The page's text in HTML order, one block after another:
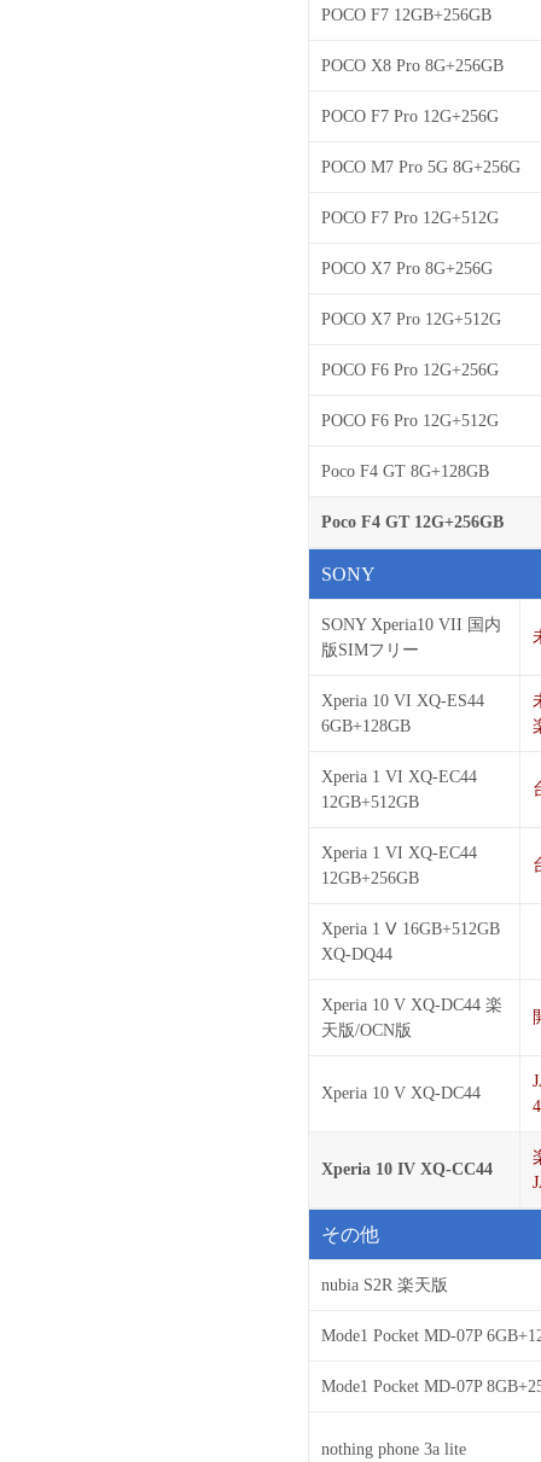
POCO F7 12GB+256GB
POCO X8 Pro 8G+256GB
POCO F7 Pro 12G+256G
POCO M7 Pro 5G 8G+256G
POCO F7 Pro 12G+512G
POCO X7 Pro 8G+256G
POCO X7 Pro 12G+512G
POCO F6 Pro 12G+256G
POCO F6 Pro 12G+512G
Poco F4 GT 8G+128GB
Poco F4 GT 12G+256GB
SONY
SONY Xperia10 VII 国内
版SIMフリー
Xperia 10 VI XQ-ES44
6GB+128GB
Xperia 1 VI XQ-EC44
12GB+512GB
Xperia 1 VI XQ-EC44
12GB+256GB
Xperia 1 Ⅴ 16GB+512GB
XQ-DQ44
Xperia 10 V XQ-DC44 楽
天版/OCN版
Xperia 10 V XQ-DC44
Xperia 10 IV XQ-CC44
その他
nubia S2R 楽天版
Mode1 Pocket MD-07P
Mode1 Pocket MD-07P
nothing phone 3a lite